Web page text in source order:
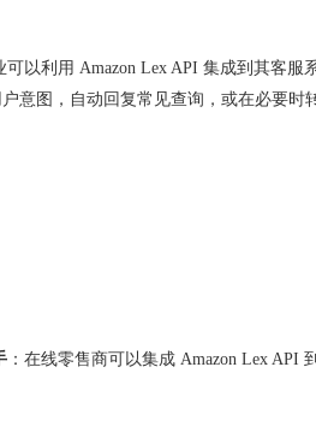
可以利用 Amazon Lex API 集成到其客
意图，自动回复常见查询，或在必要时
：在线零售商可以集成 Amazon Lex